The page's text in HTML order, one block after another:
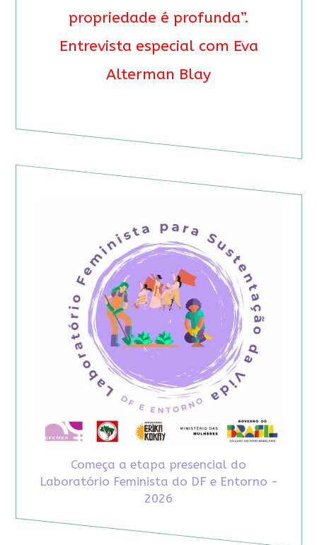
propriedade é profunda”.
Entrevista especial com Eva
Alterman Blay
Começa a etapa presencial do
Laboratório Feminista do DF e Entorno -
2026